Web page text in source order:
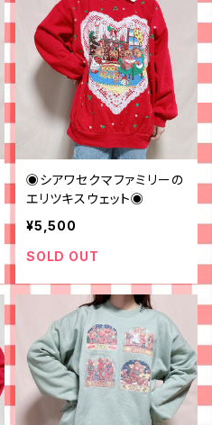
◉シアワセクマファミリーの
エリツキスウェット◉
¥5,500
SOLD OUT